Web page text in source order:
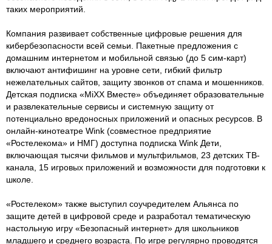
таких мероприятий.
Компания развивает собственные цифровые решения для
кибербезопасности всей семьи. Пакетные предложения с
домашним интернетом и мобильной связью (до 5 сим-карт)
включают антифишинг на уровне сети, гибкий фильтр
нежелательных сайтов, защиту звонков от спама и мошенников.
Детская подписка «MiXX Вместе» объединяет образовательные
и развлекательные сервисы и системную защиту от
потенциально вредоносных приложений и опасных ресурсов. В
онлайн-кинотеатре Wink (совместное предприятие
«Ростелекома» и НМГ) доступна подписка Wink Дети,
включающая тысячи фильмов и мультфильмов, 23 детских ТВ-
канала, 15 игровых приложений и возможности для подготовки к
школе.
«Ростелеком» также выступил соучредителем Альянса по
защите детей в цифровой среде и разработал тематическую
настольную игру «Безопасный интернет» для школьников
младшего и среднего возраста. По игре регулярно проводятся